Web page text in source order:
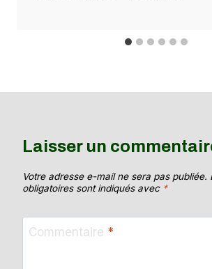
Laisser un
Votre adresse e-mail ne sera pas publiée.
obligatoires sont indiqués avec *
Commentaire *